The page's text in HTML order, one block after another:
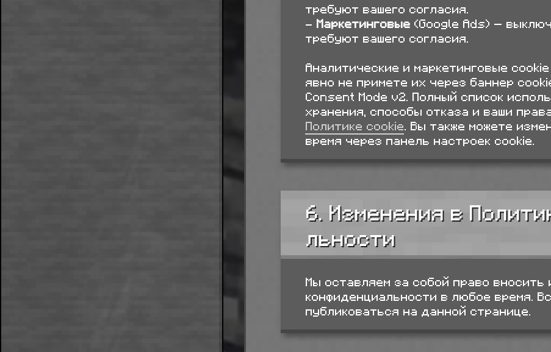
требуют вашего согласия.
- Маркетинговые (Google Ads) —
требуют вашего согласия.
Аналитические и маркетинговые
явно не примете их через баннер
Consent Mode v2. Полный список
хранения, способы отказа и ваши
Политике cookie. Вы также можете
время через панель настроек cookie.
6. Изменения в
льности
Мы оставляем за собой право вносить
конфиденциальности в любое время.
публиковаться на данной странице.